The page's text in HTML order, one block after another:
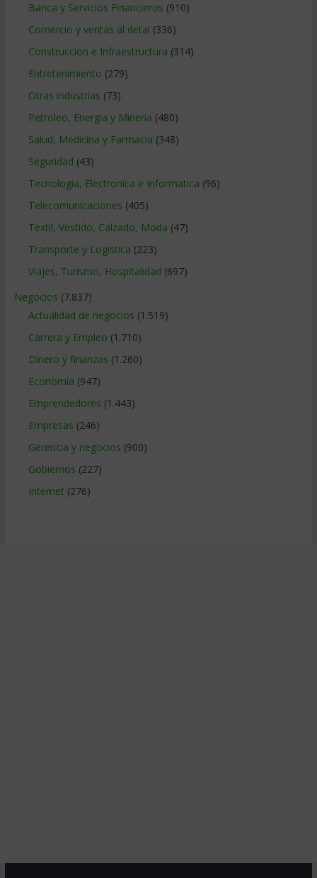
Banca y Servicios Financieros (910)
Comercio y ventas al detal (336)
Construccion e Infraestructura (314)
Entretenimiento (279)
Otras industrias (73)
Petroleo, Energia y Mineria (480)
Salud, Medicina y Farmacia (348)
Seguridad (43)
Tecnologia, Electronica e Informatica (96)
Telecomunicaciones (405)
Textil, Vestido, Calzado, Moda (47)
Transporte y Logistica (223)
Viajes, Turismo, Hospitalidad (697)
Negocios (7.837)
Actualidad de negocios (1.519)
Carrera y Empleo (1.710)
Dinero y finanzas (1.260)
Economía (947)
Emprendedores (1.443)
Empresas (246)
Gerencia y negocios (900)
Gobiernos (227)
Internet (276)